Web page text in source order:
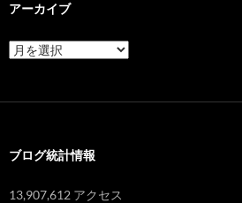
アーカイブ
ア
ー
ブログ統計情報
13,907,612 アクセス